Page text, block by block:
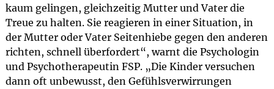
kaum gelingen, gleichzeitig Mutter und Vater die
Treue zu halten. Sie reagieren in einer Situation, in
der Mutter oder Vater Seitenhiebe gegen den anderen
richten, schnell überfordert“, warnt die Psychologin
und Psychotherapeutin FSP. „Die Kinder versuchen
dann oft unbewusst, den Gefühlsverwirrungen